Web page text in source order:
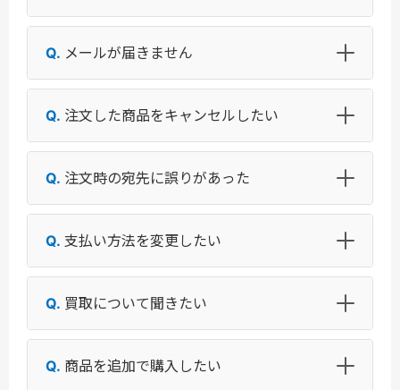
メールが届きません
注文した商品をキャンセルしたい
注文時の宛先に誤りがあった
支払い方法を変更したい
買取について聞きたい
商品を追加で購入したい